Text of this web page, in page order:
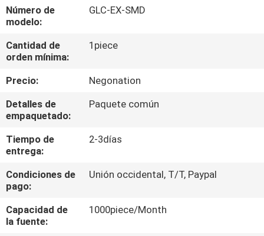
RECORRIDO
POR
LA
CONTROL
CALIDAD
PÓNGASE
EN
CONTACTO
Número de
modelo:
GLC-EX-SMD
Cantidad de
orden mínima:
1piece
Precio:
Negonation
Detalles de
empaquetado:
Paquete común
Tiempo de
entrega:
2-3días
Condiciones de
pago:
Unión occidental, T/T, Paypal
Capacidad de
la fuente:
1000piece/Month